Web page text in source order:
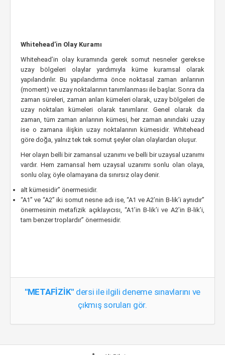
Whitehead’in Olay Kuramı
Whitehead’in olay kuramında gerek somut nesneler gerekse
uzay bölgeleri olaylar yardımıyla küme kuramsal olarak
yapılandırılır. Bu yapılandırma önce noktasal zaman anlarının
(moment) ve uzay noktalarının tanımlanması ile başlar. Sonra da
zaman süreleri, zaman anları kümeleri olarak, uzay bölgeleri de
uzay noktaları kümeleri olarak tanımlanır. Genel olarak da
zaman, tüm zaman anlarının kümesi, her zaman anındaki uzay
ise o zamana ilişkin uzay noktalarının kümesidir. Whitehead
göre doğa, yalnız tek tek somut şeyler olan olaylardan oluşur.
Her olayın belli bir zamansal uzanımı ve belli bir uzaysal uzanımı
vardır. Hem zamansal hem uzaysal uzanımı sonlu olan olaya,
sonlu olay, öyle olamayana da sınırsız olay denir.
alt kümesidir” önermesidir.
“A1” ve “A2” iki somut nesne adı ise, “A1 ve A2’nin B-lik’i aynıdır”
önermesinin metafizik açıklayıcısı, “A1’in B-lik’i ve A2’in B-lik’i,
tam benzer troplardır” önermesidir.
"METAFİZİK" dersi ile ilgili deneme sınavlarını ve
çıkmış soruları gör.